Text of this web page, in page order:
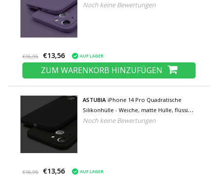
Hülle, Lila
Noch keine Bewertungen
€16,95 €13,56 AUF LAGER
ZUM WARENKORB HINZUFÜGEN
ASTUBIA iPhone 14 Pro Quadratische
Silikonhülle - Weiche, matte Hülle, flüssige
Hülle, schwarz
Noch keine Bewertungen
€16,95 €13,56 AUF LAGER